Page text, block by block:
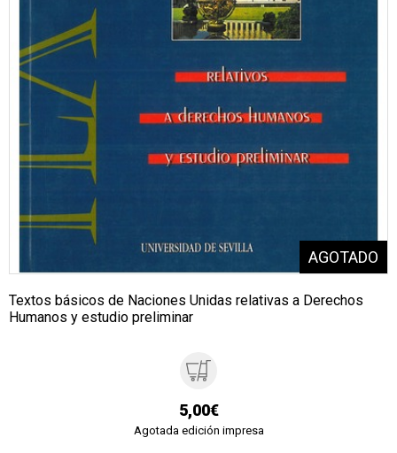
Textos básicos de Naciones Unidas relativas a Derechos
Humanos y estudio preliminar
5,00€
Agotada edición impresa